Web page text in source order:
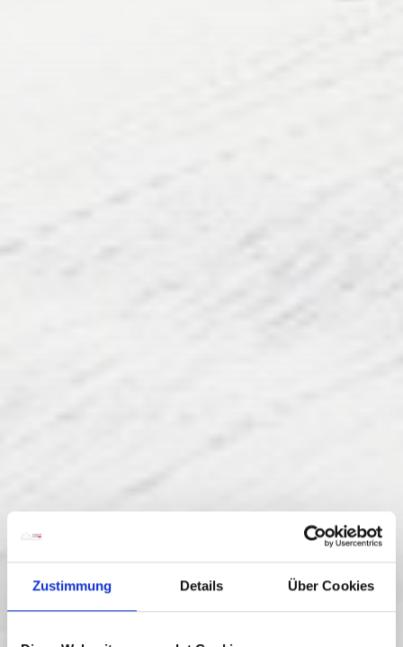
Zustimmung Details Über Cookies